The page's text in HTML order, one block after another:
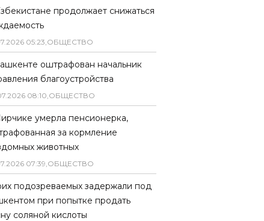
продолжает снижаться
.2026 05:23,ОБЩЕСТВО
оштрафован начальник
благоустройства
.2026 08:10,ОБЩЕСТВО
умерла пенсионерка,
за кормление
животных
.2026 07:39,ОБЩЕСТВО
подозреваемых задержали под
при попытке продать
соляной кислоты